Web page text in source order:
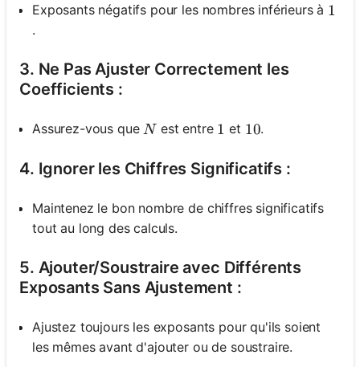
Connectez-
Exposants négatifs pour les nombres inférieurs à 1
1
.
3. Ne Pas Ajuster Correctement les
Coefficients :
Assurez-vous que N
N est entre 1
1 et 10
10.
4. Ignorer les Chiffres Significatifs :
Maintenez le bon nombre de chiffres significatifs
tout au long des calculs.
5. Ajouter/Soustraire avec Différents
Exposants Sans Ajustement :
Ajustez toujours les exposants pour qu'ils soient
les mêmes avant d'ajouter ou de soustraire.